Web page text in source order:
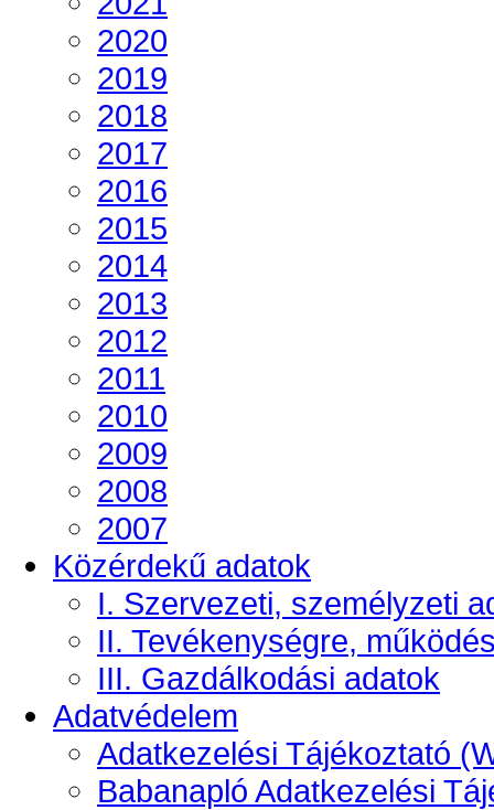
2020
2019
2018
2017
2016
2015
2014
2013
2012
2011
2010
2009
2008
2007
Közérdekű adatok
I. Szervezeti, személyzeti
II. Tevékenységre,
III. Gazdálkodási adatok
Adatvédelem
Adatkezelési Tájékoztató
Babanapló Adatkezelési